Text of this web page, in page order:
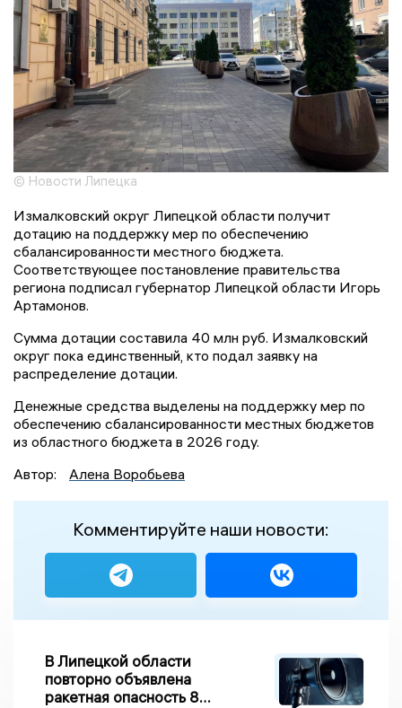
© Новости Липецка
Измалковский округ Липецкой области получит
дотацию на поддержку мер по обеспечению
сбалансированности местного бюджета.
Соответствующее постановление правительства
региона подписал губернатор Липецкой области Игорь
Артамонов.
Сумма дотации составила 40 млн руб. Измалковский
округ пока единственный, кто подал заявку на
распределение дотации.
Денежные средства выделены на поддержку мер по
обеспечению сбалансированности местных бюджетов
из областного бюджета в 2026 году.
Автор:
Алена Воробьева
Комментируйте наши новости:
В Липецкой области
повторно объявлена
ракетная опасность 8